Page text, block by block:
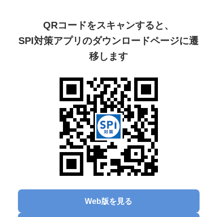
QRコードをスキャンすると、
SPI対策アプリのダウンロードページに遷
移します
Web版を見る